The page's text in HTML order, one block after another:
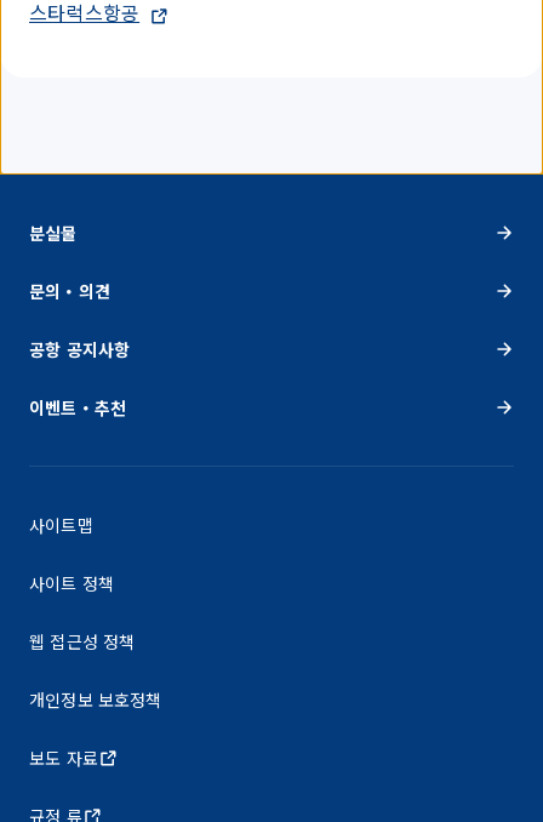
스타럭스항공
분실물
문의・의견
공항 공지사항
이벤트・추천
사이트맵
사이트 정책
웹 접근성 정책
개인정보 보호정책
보도 자료
규정 류